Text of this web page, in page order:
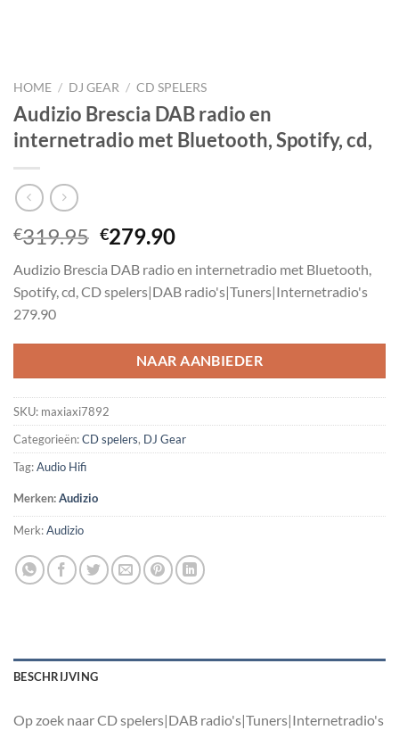
HOME / DJ GEAR / CD SPELERS
Audizio Brescia DAB radio en
internetradio met Bluetooth, Spotify, cd,
€319.95 Oorspronkelijke
was:
€319.95.
€279.90Huidige
is:
€279.90.
Audizio Brescia DAB radio en internetradio met Bluetooth,
Spotify, cd, CD spelers|DAB radio's|Tuners|Internetradio's
279.90
NAAR AANBIEDER
SKU: maxiaxi7892
Categorieën:CD spelers, DJ Gear
Tag:Audio Hifi
Merken:Audizio
Merk:Audizio
BESCHRIJVING
Op zoek naar CD spelers|DAB radio's|Tuners|Internetradio's